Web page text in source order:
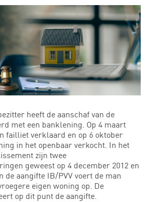
heeft de aanschaf van de
met een banklening. Op 4 maart
failliet verklaard en op 6 oktober
in het openbaar verkocht. In het
zijn twee
geweest op 4 december 2012 en
de aangifte IB/PVV voert de man
eigen woning op. De
op dit punt de aangifte.